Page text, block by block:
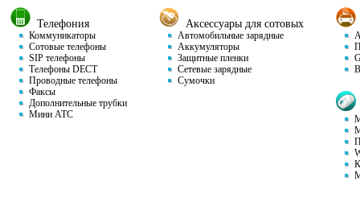
Телефония
Коммуникаторы
Сотовые телефоны
SIP телефоны
Телефоны DECT
Проводные телефоны
Факсы
Дополнительные трубки
Мини АТС
Аксессуары для сотовых
Автомобильные зарядные
Аккумуляторы
Защитные пленки
Сетевые зарядные
Сумочки